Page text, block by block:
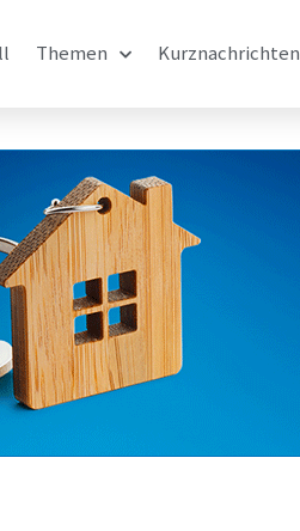
Themen Kurznachrichten